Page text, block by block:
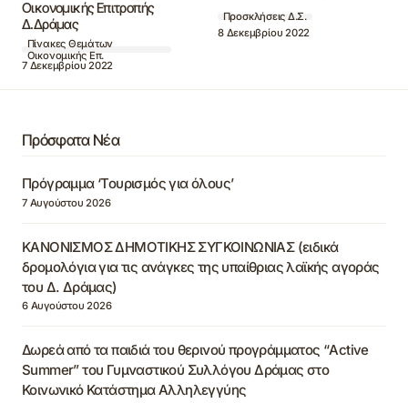
Οικονομικής Επιτροπής
Δ.Δράμας
Πίνακες Θεμάτων
Οικονομικής Επ.
7 Δεκεμβρίου 2022
Προσκλήσεις Δ.Σ.
8 Δεκεμβρίου 2022
Πρόσφατα Νέα
Πρόγραμμα ‘Τουρισμός για όλους’
7 Αυγούστου 2026
ΚΑΝΟΝΙΣΜΟΣ ΔΗΜΟΤΙΚΗΣ ΣΥΓΚΟΙΝΩΝΙΑΣ (ειδικά
δρομολόγια για τις ανάγκες της υπαίθριας λαϊκής αγοράς
του Δ. Δράμας)
6 Αυγούστου 2026
Δωρεά από τα παιδιά του θερινού προγράμματος “Active
Summer” του Γυμναστικού Συλλόγου Δράμας στο
Κοινωνικό Κατάστημα Αλληλεγγύης